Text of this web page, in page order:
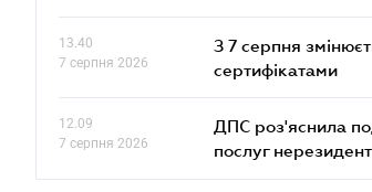
13.40
7 серпня 2026
З 7 серпня
сертифікатами
12.09
7 серпня 2026
ДПС роз'яснила
послуг